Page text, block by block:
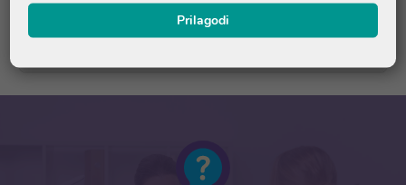
Recenzije
Prilagodi